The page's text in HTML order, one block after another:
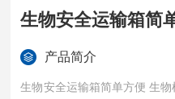
生物安全运输箱简
产品简介
生物安全运输箱简单方便 生